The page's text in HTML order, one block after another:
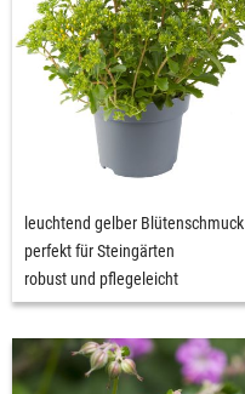
leuchtend gelber Blütenschmuck
perfekt für Steingärten
robust und pflegeleicht